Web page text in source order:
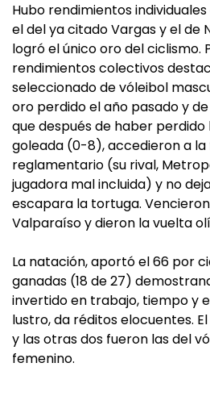
Hubo rendimientos
el del ya citado Vargas y el de
logró el único oro del ciclismo.
rendimientos colectivos
seleccionado de vóleibol
oro perdido el año pasado y
que después de haber
goleada (0-8), accedieron a
reglamentario (su rival,
jugadora mal incluida) y no
escapara la tortuga. Vencieron
Valparaíso y dieron la vuelta
La natación, aportó el 66 por
ganadas (18 de 27)
invertido en trabajo, tiempo y
lustro, da réditos elocuentes.
y las otras dos fueron las del
femenino.